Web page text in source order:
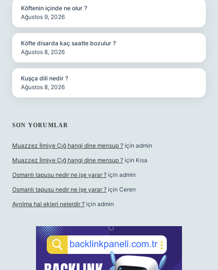
Köftenin içinde ne olur ?
Ağustos 9, 2026
Köfte disarda kaç saatte bozulur ?
Ağustos 8, 2026
Kuşça dili nedir ?
Ağustos 8, 2026
SON YORUMLAR
Muazzez İlmiye Çığ hangi dine mensup ? için admin
Muazzez İlmiye Çığ hangi dine mensup ? için Kısa
Osmanlı tapusu nedir ne işe yarar ? için admin
Osmanlı tapusu nedir ne işe yarar ? için Ceren
Ayrılma hal ekleri nelerdir ? için admin